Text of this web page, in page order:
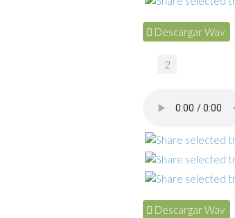
Descargar Wav
Descargar Wav
2